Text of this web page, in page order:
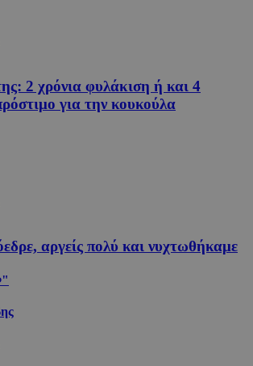
2 χρόνια φυλάκιση ή και 4
για την κουκούλα
αργείς πολύ και νυχτωθήκαμε